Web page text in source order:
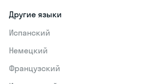
Другие языки
Испанский
Немецкий
Французский